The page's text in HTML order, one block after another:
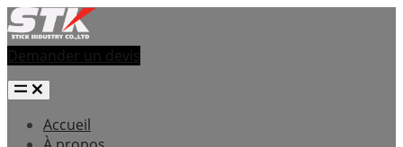
Demander un devis
Accueil